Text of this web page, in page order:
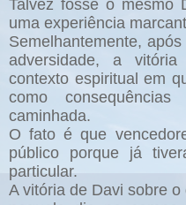
Talvez fosse o mesmo
uma experiência
Semelhantemente,
adversidade, a
contexto espiritual em
como
caminhada.
O fato é que
público porque já
particular.
A vitória de Davi sobre